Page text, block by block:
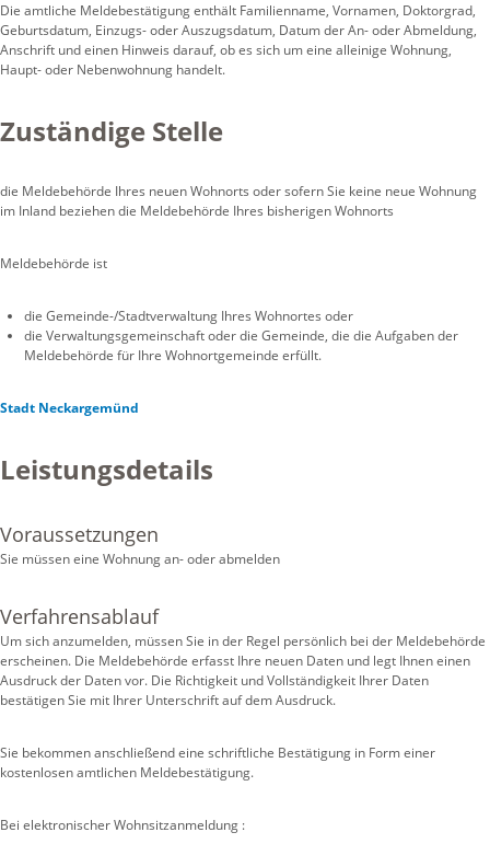
Die amtliche Meldebestätigung enthält Familienname, Vornamen, Doktorgrad,
Geburtsdatum, Einzugs- oder Auszugsdatum, Datum der An- oder Abmeldung,
Anschrift und einen Hinweis darauf, ob es sich um eine alleinige Wohnung,
Haupt- oder Nebenwohnung handelt.
Zuständige Stelle
die Meldebehörde Ihres neuen Wohnorts oder sofern Sie keine neue Wohnung
im Inland beziehen die Meldebehörde Ihres bisherigen Wohnorts
Meldebehörde ist
die Gemeinde-/Stadtverwaltung Ihres Wohnortes oder
die Verwaltungsgemeinschaft oder die Gemeinde, die die Aufgaben der
Meldebehörde für Ihre Wohnortgemeinde erfüllt.
Stadt Neckargemünd
Leistungsdetails
Voraussetzungen
Sie müssen eine Wohnung an- oder abmelden
Verfahrensablauf
Um sich anzumelden, müssen Sie in der Regel persönlich bei der Meldebehörde
erscheinen. Die Meldebehörde erfasst Ihre neuen Daten und legt Ihnen einen
Ausdruck der Daten vor. Die Richtigkeit und Vollständigkeit Ihrer Daten
bestätigen Sie mit Ihrer Unterschrift auf dem Ausdruck.
Sie bekommen anschließend eine schriftliche Bestätigung in Form einer
kostenlosen amtlichen Meldebestätigung.
Bei elektronischer Wohnsitzanmeldung :